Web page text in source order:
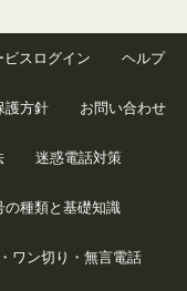
スログイン ヘルプ
護方針 お問い合わせ
迷惑電話対策
の種類と基礎知識
ワン切り・無言電話